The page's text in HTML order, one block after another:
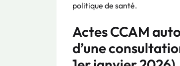
politique de santé.
Actes CCAM
d’une